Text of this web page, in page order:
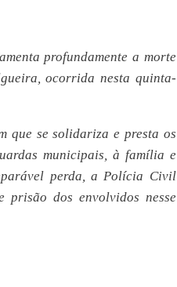
profundamente a morte
ocorrida nesta quinta-
que se solidariza e presta os
municipais, à família e
perda, a Polícia Civil
prisão dos envolvidos nesse